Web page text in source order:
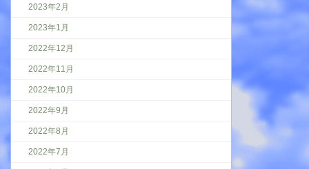
2023年2月
2023年1月
2022年12月
2022年11月
2022年10月
2022年9月
2022年8月
2022年7月